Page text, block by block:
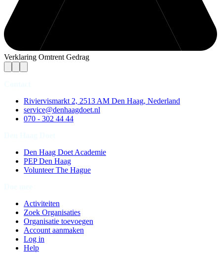
Verklaring Omtrent Gedrag
Riviervismarkt 2, 2513 AM Den Haag, Nederland
service@denhaagdoet.nl
070 - 302 44 44
Den Haag Doet Academie
PEP Den Haag
Volunteer The Hague
Activiteiten
Zoek Organisaties
Organisatie toevoegen
Account aanmaken
Log in
Help